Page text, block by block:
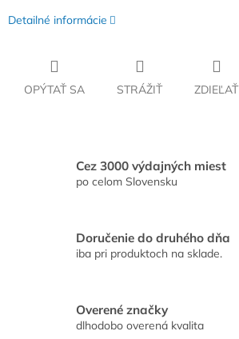
Detailné informácie
OPÝTAŤ SA STRÁŽIŤ ZDIEĽAŤ
Cez 3000 výdajných miest
po celom Slovensku
Doručenie do druhého dňa
iba pri produktoch na sklade.
Overené značky
dlhodobo overená kvalita